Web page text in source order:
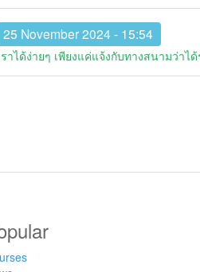
25 November 2024 - 15:54
ด้ง่ายๆ เพียงแค่แจ้งกับทางสนามว่าไ